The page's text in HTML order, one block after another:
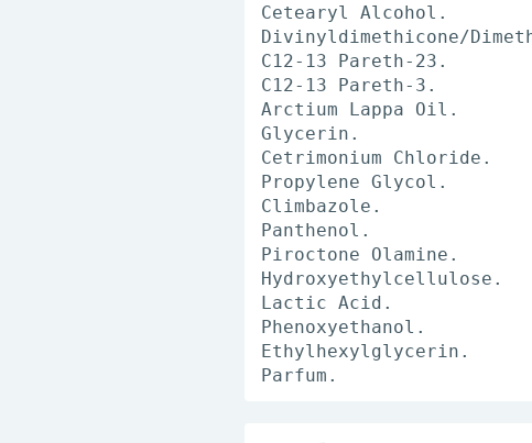
Cetearyl Alcohol.
Divinyldimethicone/
C12-13 Pareth-23.
C12-13 Pareth-3.
Arctium Lappa Oil.
Glycerin.
Cetrimonium Chloride.
Propylene Glycol.
Climbazole.
Panthenol.
Piroctone Olamine.
Hydroxyethylcellulose.
Lactic Acid.
Phenoxyethanol.
Ethylhexylglycerin.
Parfum.